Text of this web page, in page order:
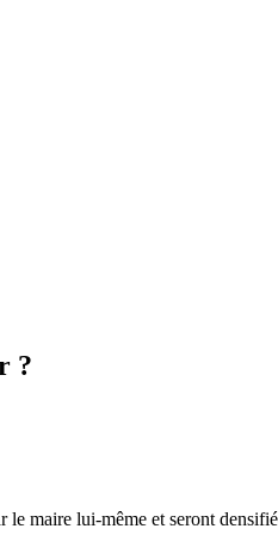
?
le maire lui-même et seront